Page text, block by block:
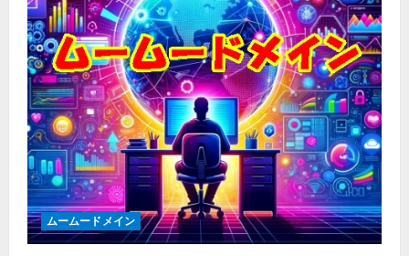
ムームードメイン